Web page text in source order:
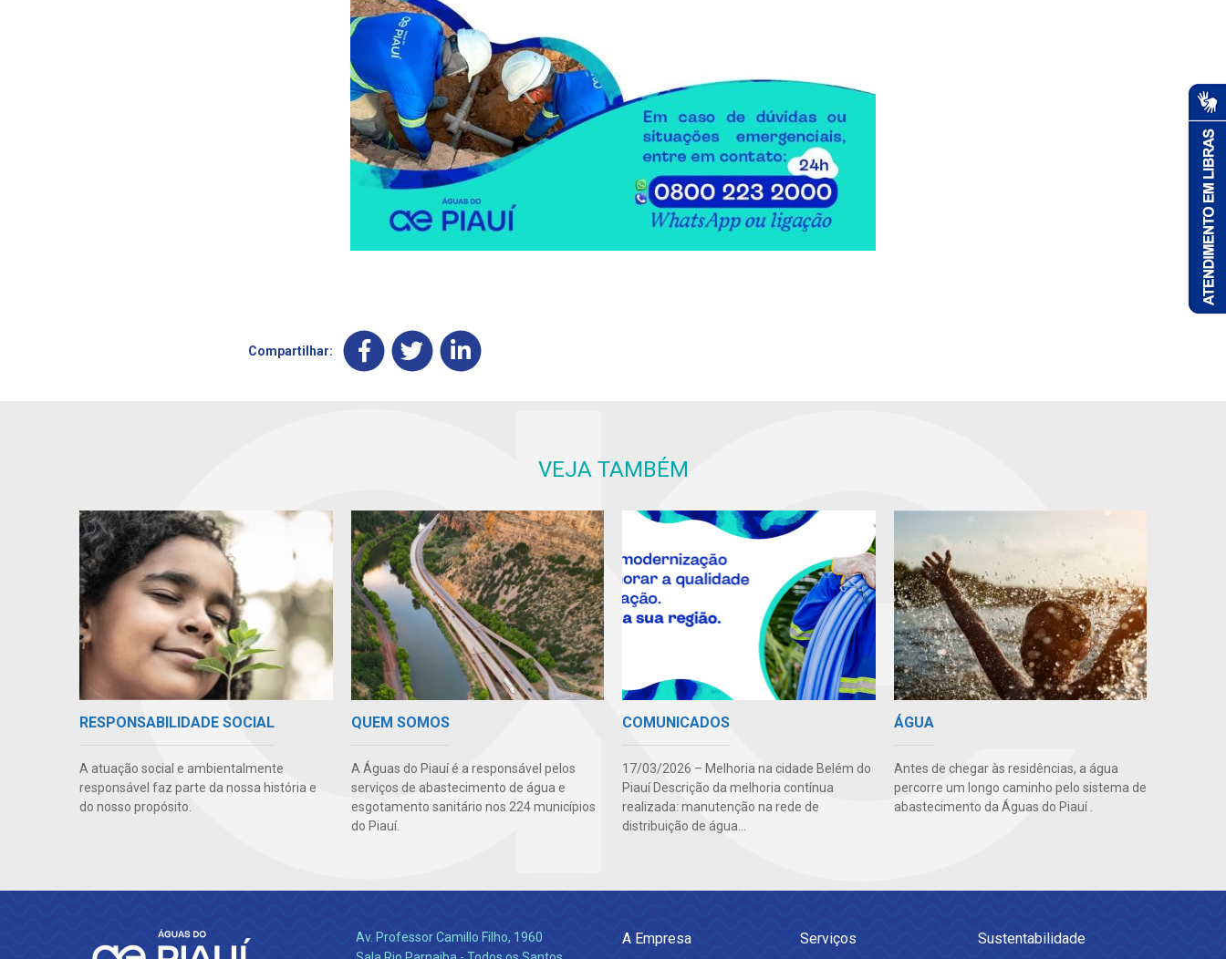
Compartilhar:
VEJA TAMBÉM
RESPONSABILIDADE SOCIAL
A atuação social e ambientalmente
responsável faz parte da nossa história e
do nosso propósito.
QUEM SOMOS
A Águas do Piauí é a responsável pelos
serviços de abastecimento de água e
esgotamento sanitário nos 224 municípios
do Piauí.
COMUNICADOS
17/03/2026 – Melhoria na cidade Belém do
Piauí Descrição da melhoria contínua
realizada: manutenção na rede de
distribuição de água...
ÁGUA
Antes de chegar às residências, a água
percorre um longo caminho pelo sistema de
abastecimento da Águas do Piauí .
Av. Professor Camillo Filho, 1960
A Empresa Serviços Sustentabilidade